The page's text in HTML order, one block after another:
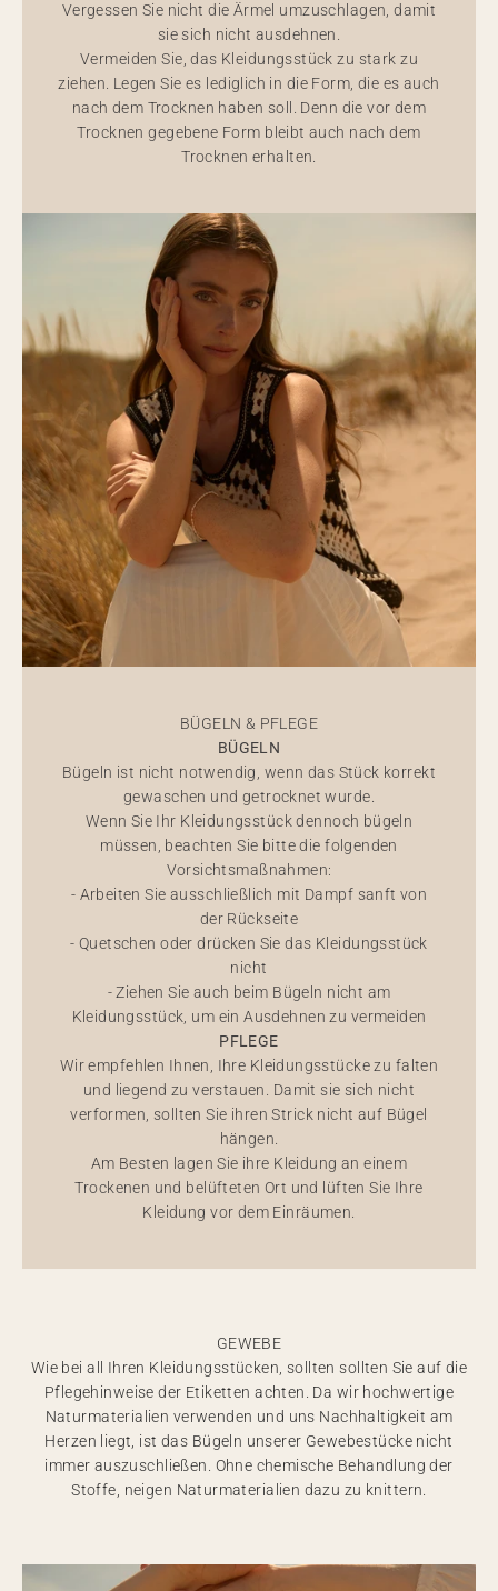
Vergessen Sie nicht die Ärmel umzuschlagen, damit
sie sich nicht ausdehnen.
Vermeiden Sie, das Kleidungsstück zu stark zu
ziehen. Legen Sie es lediglich in die Form, die es auch
nach dem Trocknen haben soll. Denn die vor dem
Trocknen gegebene Form bleibt auch nach dem
Trocknen erhalten.
BÜGELN & PFLEGE
BÜGELN
Bügeln ist nicht notwendig, wenn das Stück korrekt
gewaschen und getrocknet wurde.
Wenn Sie Ihr Kleidungsstück dennoch bügeln
müssen, beachten Sie bitte die folgenden
Vorsichtsmaßnahmen:
- Arbeiten Sie ausschließlich mit Dampf sanft von
der Rückseite
- Quetschen oder drücken Sie das Kleidungsstück
nicht
- Ziehen Sie auch beim Bügeln nicht am
Kleidungsstück, um ein Ausdehnen zu vermeiden
PFLEGE
Wir empfehlen Ihnen, Ihre Kleidungsstücke zu falten
und liegend zu verstauen. Damit sie sich nicht
verformen, sollten Sie ihren Strick nicht auf Bügel
hängen.
Am Besten lagen Sie ihre Kleidung an einem
Trockenen und belüfteten Ort und lüften Sie Ihre
Kleidung vor dem Einräumen.
GEWEBE
Wie bei all Ihren Kleidungsstücken, sollten sollten Sie auf die
Pflegehinweise der Etiketten achten. Da wir hochwertige
Naturmaterialien verwenden und uns Nachhaltigkeit am
Herzen liegt, ist das Bügeln unserer Gewebestücke nicht
immer auszuschließen. Ohne chemische Behandlung der
Stoffe, neigen Naturmaterialien dazu zu knittern.